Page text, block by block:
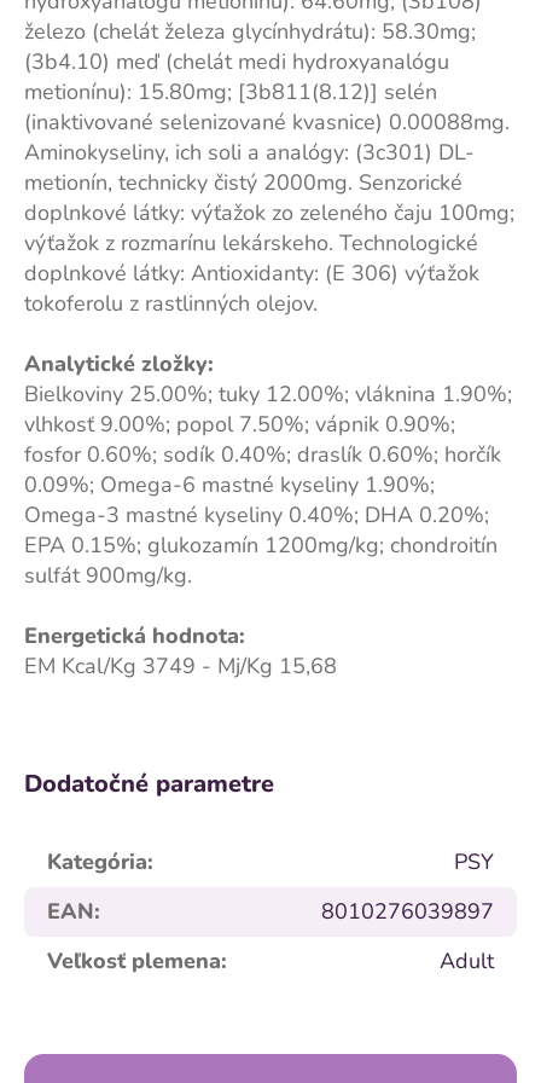
železo (chelát železa glycínhydrátu): 58.30mg;
(3b4.10) meď (chelát medi hydroxyanalógu
metionínu): 15.80mg; [3b811(8.12)] selén
(inaktivované selenizované kvasnice) 0.00088mg.
Aminokyseliny, ich soli a analógy: (3c301) DL-
metionín, technicky čistý 2000mg. Senzorické
doplnkové látky: výťažok zo zeleného čaju 100mg;
výťažok z rozmarínu lekárskeho. Technologické
doplnkové látky: Antioxidanty: (E 306) výťažok
tokoferolu z rastlinných olejov.
Analytické zložky:
Bielkoviny 25.00%; tuky 12.00%; vláknina 1.90%;
vlhkosť 9.00%; popol 7.50%; vápnik 0.90%;
fosfor 0.60%; sodík 0.40%; draslík 0.60%; horčík
0.09%; Omega-6 mastné kyseliny 1.90%;
Omega-3 mastné kyseliny 0.40%; DHA 0.20%;
EPA 0.15%; glukozamín 1200mg/kg; chondroitín
sulfát 900mg/kg.
Energetická hodnota:
EM Kcal/Kg 3749 - Mj/Kg 15,68
Dodatočné parametre
Kategória:
PSY
EAN:
8010276039897
Veľkosť plemena: Adult